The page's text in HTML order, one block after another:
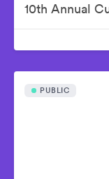
10th Annual
PUBLIC